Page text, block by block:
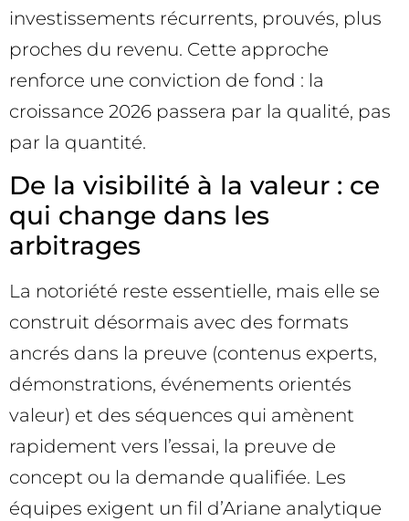
investissements récurrents, prouvés, plus
proches du revenu. Cette approche
renforce une conviction de fond : la
croissance 2026 passera par la qualité, pas
par la quantité.
De la visibilité à la valeur : ce
qui change dans les
arbitrages
La notoriété reste essentielle, mais elle se
construit désormais avec des formats
ancrés dans la preuve (contenus experts,
démonstrations, événements orientés
valeur) et des séquences qui amènent
rapidement vers l’essai, la preuve de
concept ou la demande qualifiée. Les
équipes exigent un fil d’Ariane analytique